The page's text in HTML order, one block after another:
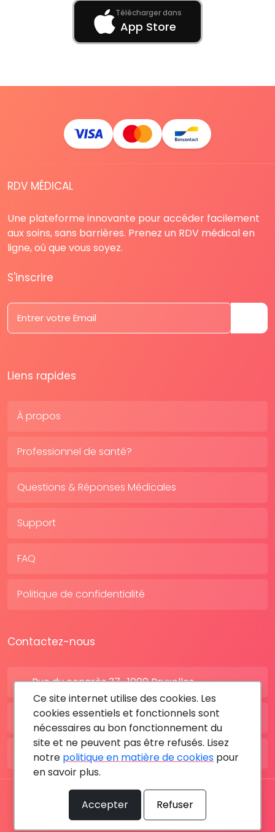
Télécharger dans
App Store
RDV MÉDICAL
Une plateforme innovante pour accéder facilement
aux soins, sans barrières. Prenez un RDV médical en
ligne, où que vous soyez.
S'inscrire
Liens rapides
À propos
Professionnel de santé?
Questions & Réponses Médicales
Support
FAQ
Politique de confidentialité
Contactez-nous
Rue du congrès 37 , 1000 Bruxelles
BE: +32 28080227
FR: +33 183642895
Tous les droits sont réservés © 2026 RDV MÉDICAL By
MediaSatCom
Ce site internet utilise des cookies. Les
cookies essentiels et fonctionnels sont
nécessaires au bon fonctionnement du
site et ne peuvent pas être refusés. Lisez
notre politique en matière de cookies pour
en savoir plus.
Accepter Refuser